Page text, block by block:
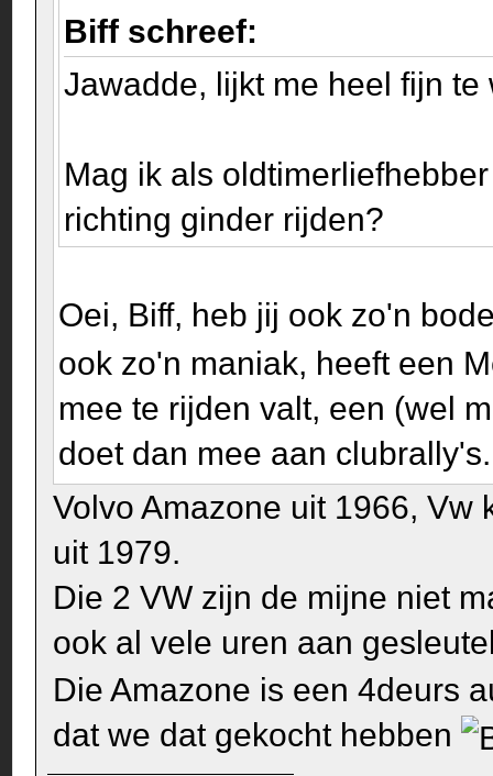
Biff schreef:
Jawadde, lijkt me heel fijn te
Mag ik als
richting ginder rijden?
Oei, Biff, heb jij ook zo'n
ook zo'n maniak, heeft een
mee te rijden valt, een (wel
doet dan mee aan
Volvo Amazone uit 1966, Vw
uit 1979.
Die 2 VW zijn de mijne niet
ook al vele uren aan
Die Amazone is een 4deurs
dat we dat gekocht hebben